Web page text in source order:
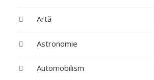
Artă
Astronomie
Automobilism